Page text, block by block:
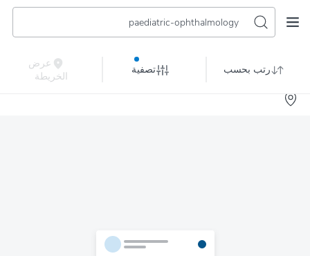
paediatric-ophthalmology
رتب بحسب تصفية
عرض
الخريطة